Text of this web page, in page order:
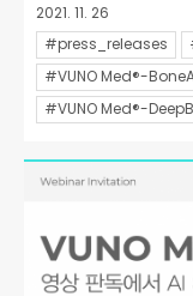
2021. 11. 26
#press_releases
#VUNO Med®-
#VUNO Med®-